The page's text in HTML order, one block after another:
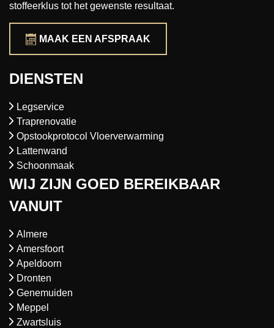
stoffeerklus tot het gewenste resultaat.
MAAK EEN AFSPRAAK
DIENSTEN
Legservice
Traprenovatie
Opstookprotocol Vloerverwarming
Lattenwand
Schoonmaak
WIJ ZIJN GOED BEREIKBAAR
VANUIT
Almere
Amersfoort
Apeldoorn
Dronten
Genemuiden
Meppel
Zwartsluis